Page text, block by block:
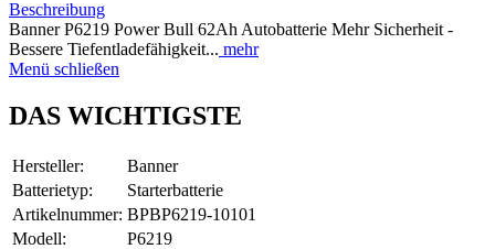
Beschreibung
Banner P6219 Power Bull 62Ah Autobatterie Mehr Sicherheit -
Bessere Tiefentladefähigkeit... mehr
Menü schließen
DAS WICHTIGSTE
Hersteller:
Banner
Batterietyp:
Starterbatterie
Artikelnummer: BPBP6219-10101
Modell:
P6219